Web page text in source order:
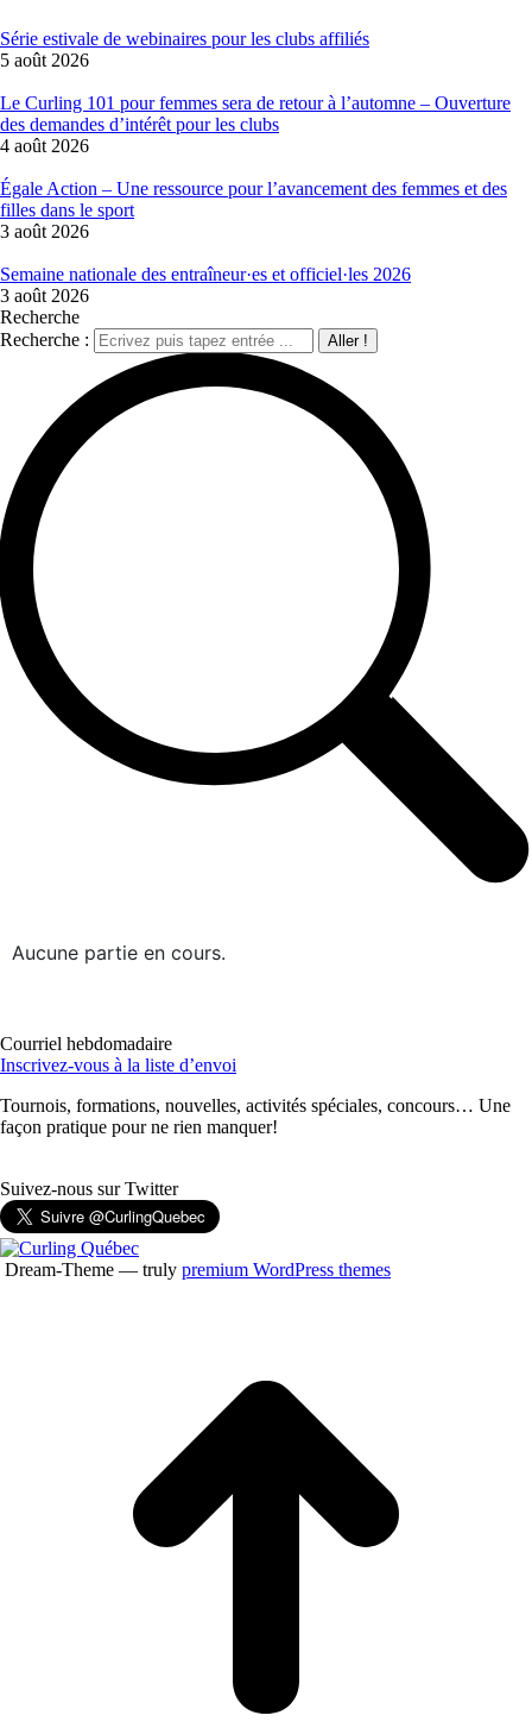
Série estivale de webinaires pour les clubs affiliés
5 août 2026
Le Curling 101 pour femmes sera de retour à l’automne – Ouverture
des demandes d’intérêt pour les clubs
4 août 2026
Égale Action – Une ressource pour l’avancement des femmes et des
filles dans le sport
3 août 2026
Semaine nationale des entraîneur·es et officiel·les 2026
3 août 2026
Recherche
Recherche :
Aucune partie en cours.
Courriel hebdomadaire
Inscrivez-vous à la liste d’envoi
Tournois, formations, nouvelles, activités spéciales, concours… Une
façon pratique pour ne rien manquer!
Suivez-nous sur Twitter
Dream-Theme — truly premium WordPress themes